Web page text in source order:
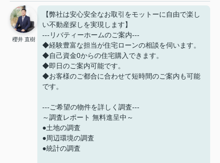
櫻井 直樹
【弊社は安心安全なお取引をモットーに自由で楽し
い不動産探しを実現します】
---リバティーホームのご案内---
◆経験豊富な担当が住宅ローンの相談を伺います。
◆自己資金0からの住宅購入できます。
◆即日のご案内可能です。
◆お客様のご都合に合わせて短時間のご案内も可能
です。
---ご希望の物件を詳しく調査---
～調査レポート 無料進呈中～
●土地の調査
●周辺環境の調査
●統計の調査